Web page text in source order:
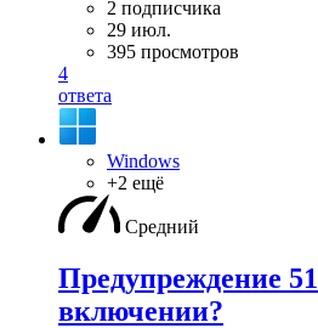
2 подписчика
29 июл.
395 просмотров
4
ответа
Windows
+2 ещё
Средний
Предупреждение
включении?